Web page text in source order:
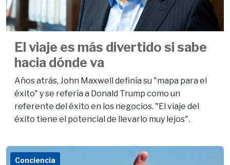
El viaje es más divertido si sabe
hacia dónde va
Años atrás, John Maxwell definía su "mapa para el
éxito" y se refería a Donald Trump como un
referente del éxito en los negocios. "El viaje del
éxito tiene el potencial de llevarlo muy lejos".
Conciencia